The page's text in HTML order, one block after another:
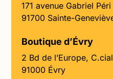
171 avenue Gabriel Péri
91700 Sainte-
Boutique d’Évry
2 Bd de l’Europe,
91000 Évry